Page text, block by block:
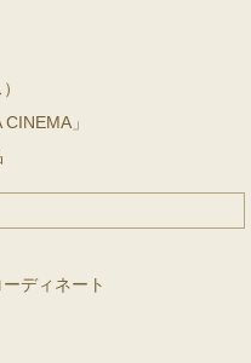
」
ディネート